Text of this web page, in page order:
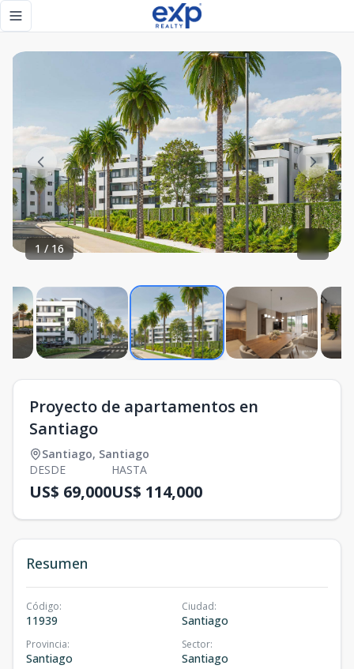
Toggle navigation menu
1/16
Proyecto de apartamentos en
Santiago
Santiago, Santiago
DESDE
US$ 69,000
HASTA
US$ 114,000
Resumen
Código:
11939
Ciudad:
Santiago
Provincia:
Santiago
Sector:
Santiago
Proyecto de apartamentos en Santiago - eXp Realty